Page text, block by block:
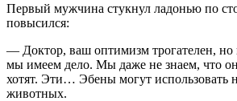
Первый мужчина стукнул ладонью по
повысился:
— Доктор, ваш оптимизм трогателен, но
мы имеем дело. Мы даже не знаем, что
хотят. Эти… Эбены могут использовать
животных.